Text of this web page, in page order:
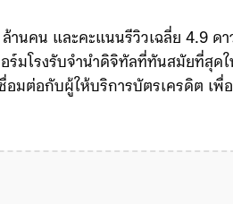
านคน และคะแนนรีวิวเฉลี่ย 4.9 ดาว
มโรงรับจำนำดิจิทัลที่ทันสมัยที่สุดใน